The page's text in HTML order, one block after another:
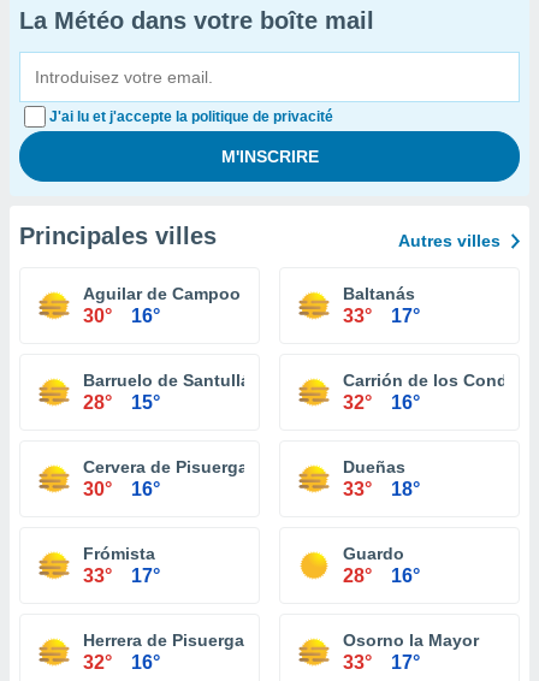
La Météo dans votre boîte mail
J'ai lu et j'accepte la politique de privacité
Principales villes Autres villes
Aguilar de Campoo
30° 16°
Baltanás
33° 17°
Barruelo de Santullán
28° 15°
Carrión de los Condes
32° 16°
Cervera de Pisuerga
30° 16°
Dueñas
33° 18°
Frómista
33° 17°
Guardo
28° 16°
Herrera de Pisuerga
32° 16°
Osorno la Mayor
33° 17°